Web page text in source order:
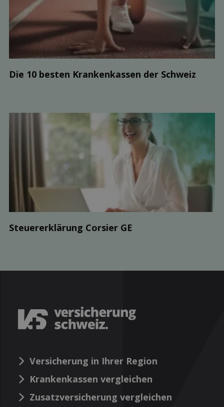
Die 10 besten Kranken­kassen der Schweiz
Steuer­erklärung Corsier GE
Versicherung in Ihrer Region
Krankenkassen vergleichen
Zusatzversicherung vergleichen